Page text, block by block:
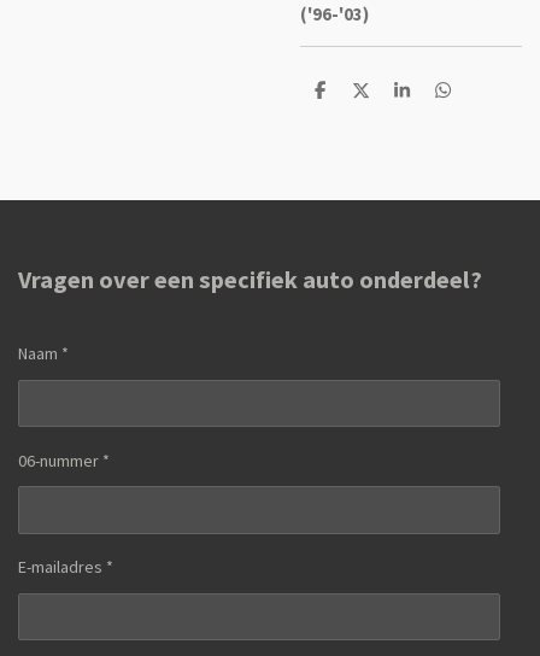
('96-'03)
D
D
S
D
Vragen over een specifiek auto onderdeel?
Naam *
06-nummer *
E-mailadres *